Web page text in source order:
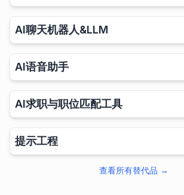
AI聊天机器人&LLM
AI语音助手
AI求职与职位匹配工具
提示工程
查看所有替代品 →